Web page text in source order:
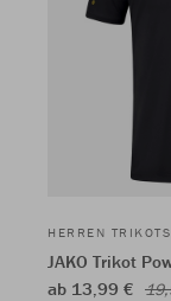
HERREN TRIKOTS
JAKO Trikot
ab 13,99 €